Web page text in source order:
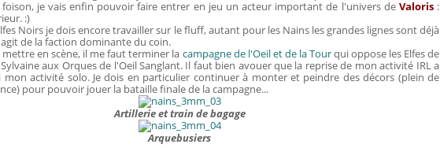
je vais enfin pouvoir faire entrer en jeu un acteur important de l'univers de Valoris:
:)
Noirs je dois encore travailler sur le fluff, autant pour les Nains les grandes lignes sont déjà
de la faction dominante du coin.
mettre en scène, il me faut terminer la campagne de l'Oeil et de la Tourqui oppose les Elfes de
aux Orques de l'Oeil Sanglant. Il faut bien avouer que la reprise de mon activité IRL a
activité solo. Je dois en particulier continuer à monter et peindre des décors (plein de
pour pouvoir jouer la bataille finale de la campagne...
Artillerie et train de bagage
Arquebusiers